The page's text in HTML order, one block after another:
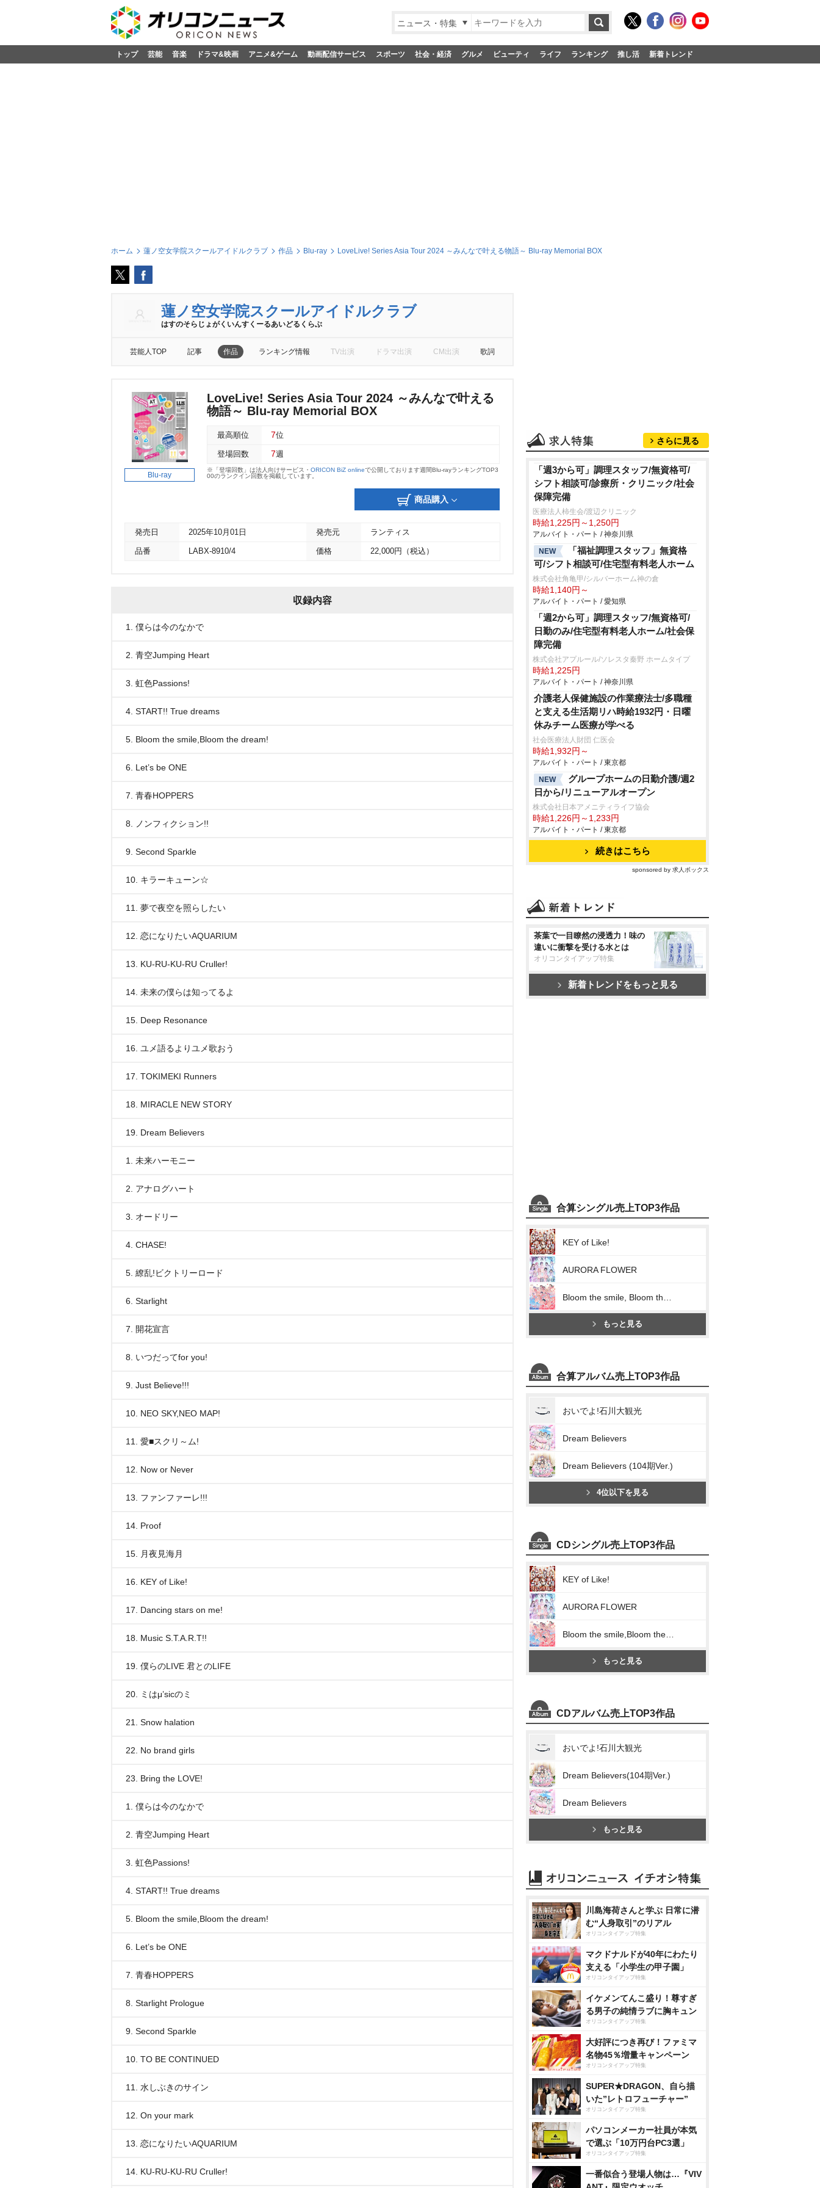
ニュース・特集
トップ 芸能 音楽 ドラマ&映画 アニメ&ゲーム 動画配信サービス スポーツ 社会・経済 グルメ ビューティ ライフ ランキング 推し活 新着トレンド
ホーム 蓮ノ空女学院スクールアイドルクラブ 作品 Blu-ray LoveLive! Series Asia Tour 2024 ～みんなで叶える物語～ Blu-ray Memorial BOX
蓮ノ空女学院スクールアイドルクラブ
はすのそらじょがくいんすくーるあいどるくらぶ
芸能人TOP 記事 作品 ランキング情報 TV出演 ドラマ出演 CM出演 歌詞
Blu-ray
LoveLive! Series Asia Tour 2024 ～みんなで叶える
物語～ Blu-ray Memorial BOX
最高順位 7位
登場回数 7週
※「登場回数」は法人向けサービス・ ORICON BiZ onlineで公開しております週間Blu-rayランキングTOP3
00のランクイン回数を掲載しています。
商品購入
発売日 2025年10月01日 発売元 ランティス
品番 LABX-8910/4 価格 22,000円（税込）
収録内容
1. 僕らは今のなかで
2. 青空Jumping Heart
3. 虹色Passions!
4. START!! True dreams
5. Bloom the smile,Bloom the dream!
6. Let’s be ONE
7. 青春HOPPERS
8. ノンフィクション!!
9. Second Sparkle
10. キラーキューン☆
11. 夢で夜空を照らしたい
12. 恋になりたいAQUARIUM
13. KU-RU-KU-RU Cruller!
14. 未来の僕らは知ってるよ
15. Deep Resonance
16. ユメ語るよりユメ歌おう
17. TOKIMEKI Runners
18. MIRACLE NEW STORY
19. Dream Believers
1. 未来ハーモニー
2. アナログハート
3. オードリー
4. CHASE!
5. 繚乱!ビクトリーロード
6. Starlight
7. 開花宣言
8. いつだってfor you!
9. Just Believe!!!
10. NEO SKY,NEO MAP!
11. 愛■スクリ～ム!
12. Now or Never
13. ファンファーレ!!!
14. Proof
15. 月夜見海月
16. KEY of Like!
17. Dancing stars on me!
18. Music S.T.A.R.T!!
19. 僕らのLIVE 君とのLIFE
20. ミはμ’sicのミ
21. Snow halation
22. No brand girls
23. Bring the LOVE!
1. 僕らは今のなかで
2. 青空Jumping Heart
3. 虹色Passions!
4. START!! True dreams
5. Bloom the smile,Bloom the dream!
6. Let’s be ONE
7. 青春HOPPERS
8. Starlight Prologue
9. Second Sparkle
10. TO BE CONTINUED
11. 水しぶきのサイン
12. On your mark
13. 恋になりたいAQUARIUM
14. KU-RU-KU-RU Cruller!
さらに見る
「週3から可」調理スタッフ/無資格可/
シフト相談可/診療所・クリニック/社会
保障完備
医療法人柿生会/渡辺クリニック
時給1,225円～1,250円
アルバイト・パート / 神奈川県
NEW
「福祉調理スタッフ」無資格
可/シフト相談可/住宅型有料老人ホーム
株式会社角亀甲/シルバーホーム神の倉
時給1,140円～
アルバイト・パート / 愛知県
「週2から可」調理スタッフ/無資格可/
日勤のみ/住宅型有料老人ホーム/社会保
障完備
株式会社アプルール/ソレスタ秦野 ホームタイプ
時給1,225円
アルバイト・パート / 神奈川県
介護老人保健施設の作業療法士/多職種
と支える生活期リハ時給1932円・日曜
休みチーム医療が学べる
社会医療法人財団 仁医会
時給1,932円～
アルバイト・パート / 東京都
NEW
グループホームの日勤介護/週2
日から/リニューアルオープン
株式会社日本アメニティライフ協会
時給1,226円～1,233円
アルバイト・パート / 東京都
続きはこちら
sponsored by 求人ボックス
茶葉で一目瞭然の浸透力！味の
違いに衝撃を受ける水とは
オリコンタイアップ特集
新着トレンドをもっと見る
合算シングル売上TOP3作品
KEY of Like!
AURORA FLOWER
もっと見る
合算アルバム売上TOP3作品
おいでよ!石川大観光
Dream Believers
Dream Believers (104期Ver.)
4位以下を見る
CDシングル売上TOP3作品
KEY of Like!
AURORA FLOWER
もっと見る
CDアルバム売上TOP3作品
おいでよ!石川大観光
Dream Believers(104期Ver.)
Dream Believers
もっと見る
川島海荷さんと学ぶ 日常に潜
む“人身取引”のリアル
オリコンタイアップ特集
マクドナルドが40年にわたり
支える「小学生の甲子園」
オリコンタイアップ特集
イケメンてんこ盛り！尊すぎ
る男子の純情ラブに胸キュン
オリコンタイアップ特集
大好評につき再び！ファミマ
名物45％増量キャンペーン
オリコンタイアップ特集
SUPER★DRAGON、自ら描
いた”レトロフューチャー”
オリコンタイアップ特集
パソコンメーカー社員が本気
で選ぶ「10万円台PC3選」
オリコンタイアップ特集
一番似合う登場人物は…『VIV